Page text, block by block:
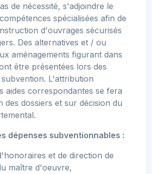
de nécessité, s'adjoindre le
spécialisées afin de
d'ouvrages sécurisés
Des alternatives et / ou
aménagements figurant dans
être présentées lors des
subvention. L'attribution
aides correspondantes se fera
des dossiers et sur décision du
dépenses subventionnables :
et de direction de
maître d'oeuvre,